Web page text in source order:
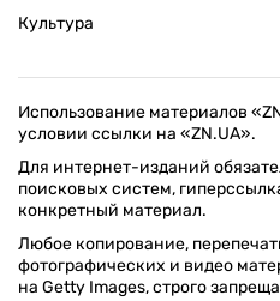
Культура
Использование материалов
условии ссылки на «ZN.UA».
Для интернет-изданий
поисковых систем,
конкретный материал.
Любое копирование,
фотографических и видео
на Getty Images, строго